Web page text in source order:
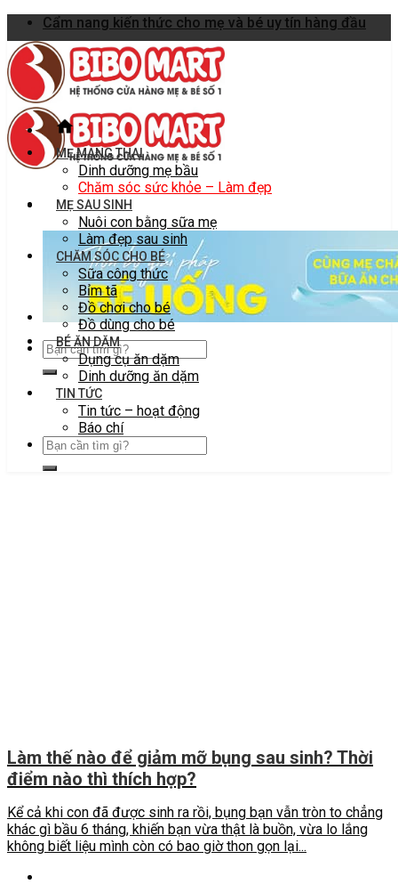
Skip
to
content
Cẩm nang kiến thức cho mẹ và bé uy tín hàng đầu
MẸ MANG THAI
Dinh dưỡng mẹ bầu
Chăm sóc sức khỏe – Làm đẹp
MẸ SAU SINH
Nuôi con bằng sữa mẹ
Làm đẹp sau sinh
CHĂM SÓC CHO BÉ
Sữa công thức
Bỉm tã
Đồ chơi cho bé
Đồ dùng cho bé
BÉ ĂN DẶM
Dụng cụ ăn dặm
Dinh dưỡng ăn dặm
TIN TỨC
Tin tức – hoạt động
Báo chí
Làm thế nào để giảm mỡ bụng sau sinh? Thời
điểm nào thì thích hợp?
Kể cả khi con đã được sinh ra rồi, bụng bạn vẫn tròn to chẳng
khác gì bầu 6 tháng, khiến bạn vừa thật là buồn, vừa lo lắng
không biết liệu mình còn có bao giờ thon gọn lại...